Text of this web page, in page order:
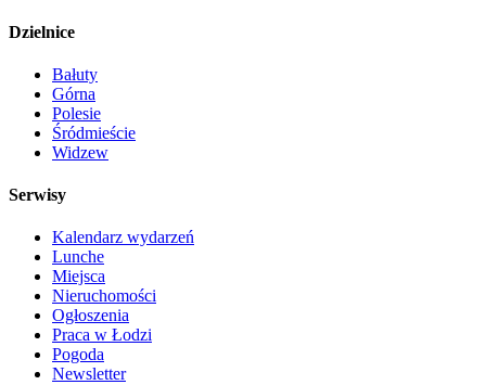
Dzielnice
Bałuty
Górna
Polesie
Śródmieście
Widzew
Serwisy
Kalendarz wydarzeń
Lunche
Miejsca
Nieruchomości
Ogłoszenia
Praca w Łodzi
Pogoda
Newsletter